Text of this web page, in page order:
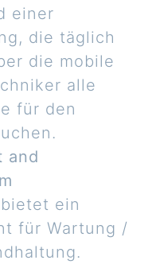
einer
die täglich
die mobile
alle
für den
and
bietet ein
für Wartung /